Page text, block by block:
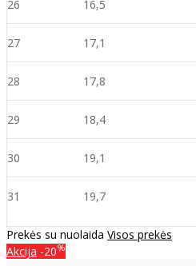
26 16,5
27 17,1
28 17,8
29 18,4
30 19,1
31 19,7
Prekės su nuolaida Visos prekės
Akcija -20%